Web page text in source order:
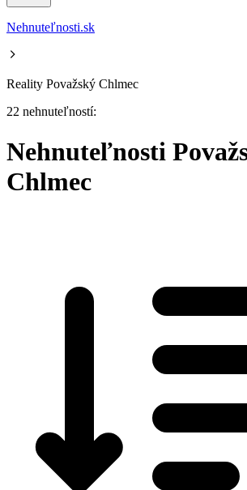
Nehnuteľnosti.sk
Reality Považský Chlmec
22 nehnuteľností:
Nehnuteľnosti
Chlmec